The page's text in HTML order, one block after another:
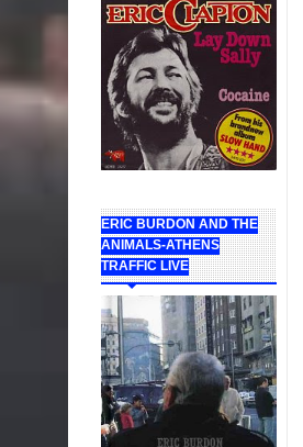
ERIC BURDON AND THE
ANIMALS-ATHENS
TRAFFIC LIVE